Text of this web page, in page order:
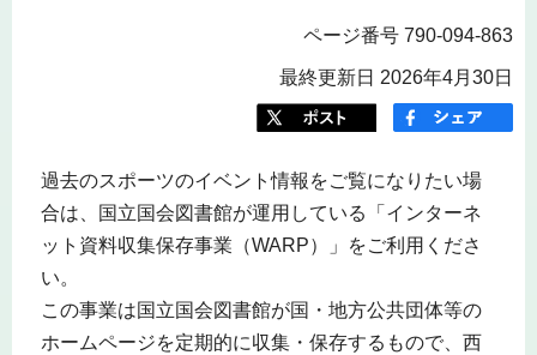
ページ番号 790-094-863
最終更新日 2026年4月30日
過去のスポーツのイベント情報をご覧になりたい場
合は、国立国会図書館が運用している「インターネ
ット資料収集保存事業（WARP）」をご利用くださ
い。
この事業は国立国会図書館が国・地方公共団体等の
ホームページを定期的に収集・保存するもので、西